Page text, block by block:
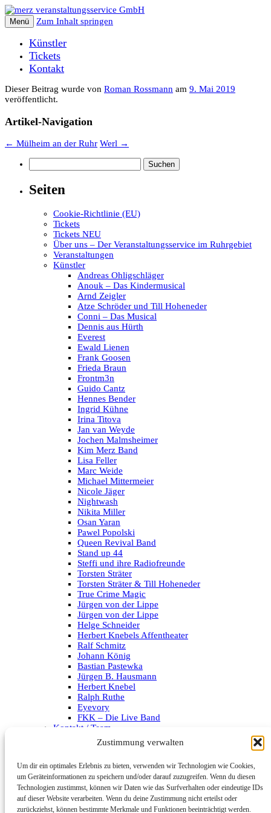
Zustimmung verwalten
Um dir ein optimales Erlebnis zu bieten, verwenden wir Technologien wie Cookies,
um Geräteinformationen zu speichern und/oder darauf zuzugreifen. Wenn du diesen
Technologien zustimmst, können wir Daten wie das Surfverhalten oder eindeutige IDs
auf dieser Website verarbeiten. Wenn du deine Zustimmung nicht erteilst oder
zurückziehst, können bestimmte Merkmale und Funktionen beeinträchtigt werden.
Menü Zum Inhalt springen
Künstler
Tickets
Kontakt
Dieser Beitrag wurde von Roman Rossmann am 9. Mai 2019
veröffentlicht.
Artikel-Navigation
← Mülheim an der Ruhr Werl →
nach:
Seiten
Cookie-Richtlinie (EU)
Tickets
Tickets NEU
Über uns – Der Veranstaltungsservice im Ruhrgebiet
Veranstaltungen
Künstler
Andreas Ohligschläger
Anouk – Das Kindermusical
Arnd Zeigler
Atze Schröder und Till Hoheneder
Conni – Das Musical
Dennis aus Hürth
Everest
Ewald Lienen
Frank Goosen
Frieda Braun
Frontm3n
Guido Cantz
Hennes Bender
Ingrid Kühne
Irina Titova
Jan van Weyde
Jochen Malmsheimer
Kim Merz Band
Lisa Feller
Marc Weide
Michael Mittermeier
Nicole Jäger
Nightwash
Nikita Miller
Osan Yaran
Pawel Popolski
Queen Revival Band
Stand up 44
Steffi und ihre Radiofreunde
Torsten Sträter
Torsten Sträter & Till Hoheneder
True Crime Magic
Jürgen von der Lippe
Jürgen von der Lippe
Helge Schneider
Herbert Knebels Affentheater
Ralf Schmitz
Johann König
Bastian Pastewka
Jürgen B. Hausmann
Herbert Knebel
Ralph Ruthe
Eyevory
FKK – Die Live Band
Kontakt / Team
Datenschutzerklärung
Archiv
Kategorien